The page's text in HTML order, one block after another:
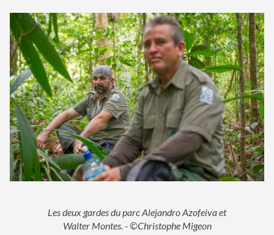
Les deux gardes du parc Alejandro Azofeiva et
Walter Montes. - ©Christophe Migeon